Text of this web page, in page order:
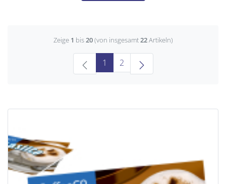
Zeige 1 bis20(von insgesamt22Artikeln)
1 (current)
2